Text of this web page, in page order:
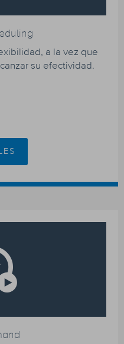
a la vez que
su efectividad.